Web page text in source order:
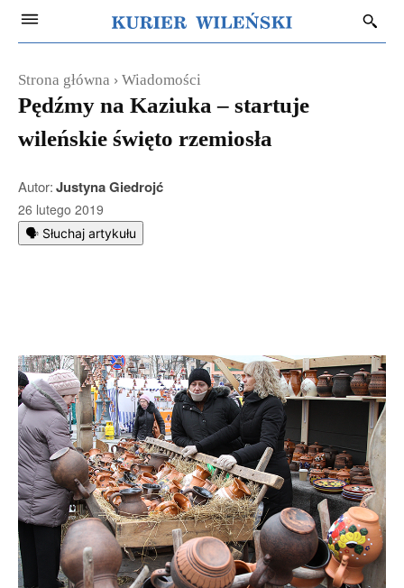
Strona główna Wiadomości
Pędźmy na Kaziuka – startuje
wileńskie święto rzemiosła
Autor:Justyna Giedrojć
26 lutego 2019
🗣️ Słuchaj artykułu